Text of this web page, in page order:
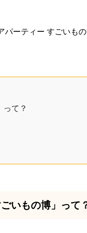
パーティー すごいも
って？
いもの博」って